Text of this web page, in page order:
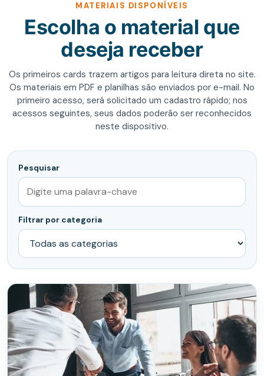
MATERIAIS DISPONÍVEIS
Escolha o material que
deseja receber
Os primeiros cards trazem artigos para leitura direta no site.
Os materiais em PDF e planilhas são enviados por e-mail. No
primeiro acesso, será solicitado um cadastro rápido; nos
acessos seguintes, seus dados poderão ser reconhecidos
neste dispositivo.
Pesquisar
Filtrar por categoria